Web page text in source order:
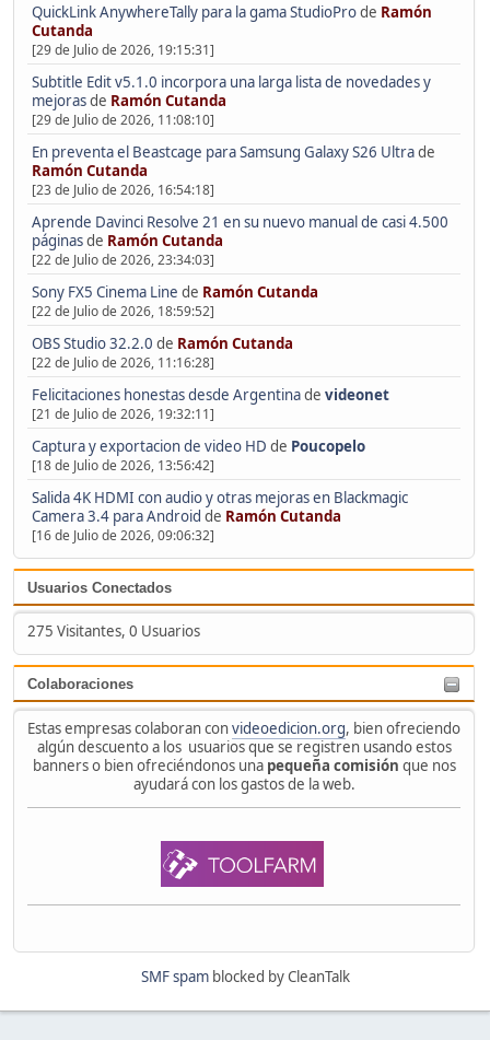
QuickLink AnywhereTally para la gama StudioProde Ramón
Cutanda
[29 de Julio de 2026, 19:15:31]
Subtitle Edit v5.1.0 incorpora una larga lista de novedades y
mejorasde Ramón Cutanda
[29 de Julio de 2026, 11:08:10]
En preventa el Beastcage para Samsung Galaxy S26 Ultrade
Ramón Cutanda
[23 de Julio de 2026, 16:54:18]
Aprende Davinci Resolve 21 en su nuevo manual de casi 4.500
páginasde Ramón Cutanda
[22 de Julio de 2026, 23:34:03]
Sony FX5 Cinema Line de Ramón Cutanda
[22 de Julio de 2026, 18:59:52]
OBS Studio 32.2.0 de Ramón Cutanda
[22 de Julio de 2026, 11:16:28]
Felicitaciones honestas desde Argentinade videonet
[21 de Julio de 2026, 19:32:11]
Captura y exportacion de video HD de Poucopelo
[18 de Julio de 2026, 13:56:42]
Salida 4K HDMI con audio y otras mejoras en Blackmagic
Camera 3.4 para Android de Ramón Cutanda
[16 de Julio de 2026, 09:06:32]
Usuarios Conectados
275 Visitantes, 0 Usuarios
Colaboraciones
Estas empresas colaboran convideoedicion.org, bien ofreciendo
algún descuento a los usuarios que se registren usando estos
banners o bien ofreciéndonos una pequeña comisión que nos
ayudará con los gastos de la web.
SMF spamblocked by CleanTalk